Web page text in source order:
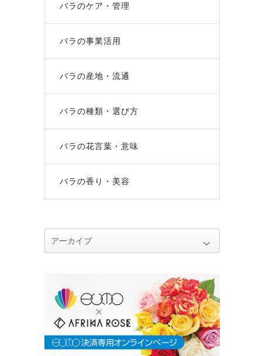
バラのケア・管理
バラの事業活用
バラの産地・流通
バラの種類・選び方
バラの花言葉・意味
バラの香り・美容